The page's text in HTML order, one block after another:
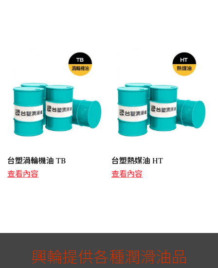
台塑渦輪機油 TB
查看內容
台塑熱媒油 HT
查看內容
興輪提供各種潤滑油品